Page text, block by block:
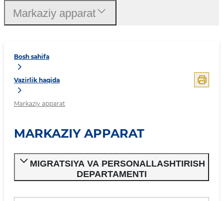
Bosh sahifa
Vazirlik haqida
Markaziy apparat
MARKAZIY APPARAT
MIGRATSIYA VA PERSONALLASHTIRISH
DEPARTAMENTI
Markaziy apparat